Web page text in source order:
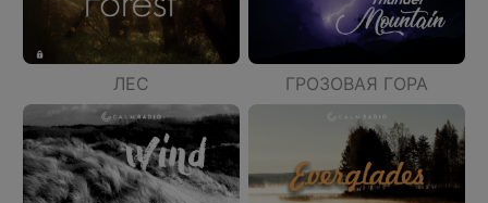
ЛЕС ГРОЗОВАЯ ГОРА